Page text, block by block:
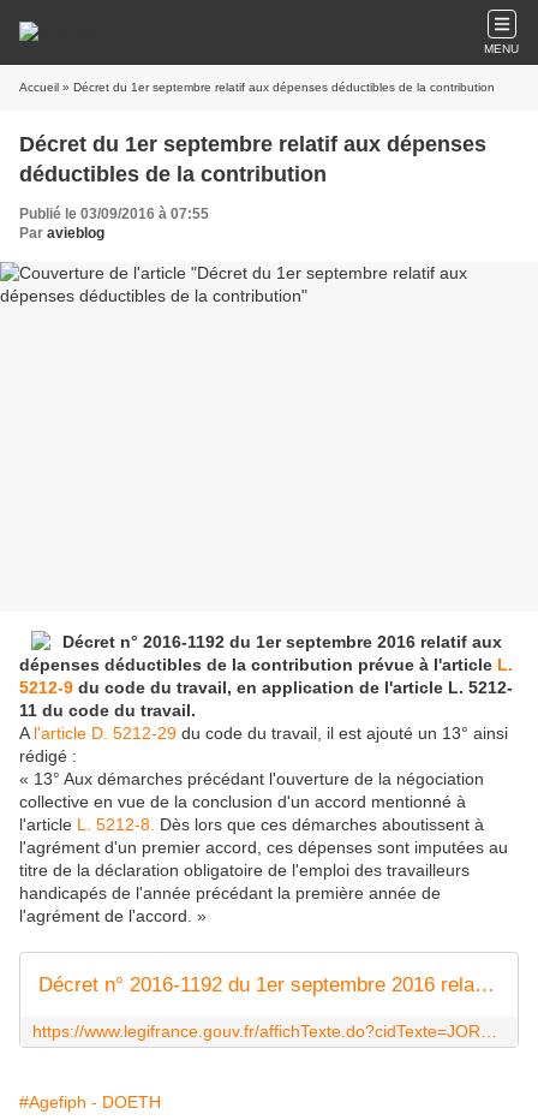
MENU
Accueil » Décret du 1er septembre relatif aux dépenses déductibles de la contribution
Décret du 1er septembre relatif aux dépenses
déductibles de la contribution
Publié le 03/09/2016 à 07:55
Par avieblog
Décret n° 2016-1192 du 1er septembre 2016 relatif aux
dépenses déductibles de la contribution prévue à l'article L.
5212-9 du code du travail, en application de l'article L. 5212-
11 du code du travail.
A l'article D. 5212-29 du code du travail, il est ajouté un 13° ainsi
rédigé :
« 13° Aux démarches précédant l'ouverture de la négociation
collective en vue de la conclusion d'un accord mentionné à
l'article L. 5212-8. Dès lors que ces démarches aboutissent à
l'agrément d'un premier accord, ces dépenses sont imputées au
titre de la déclaration obligatoire de l'emploi des travailleurs
handicapés de l'année précédant la première année de
l'agrément de l'accord. »
Décret n° 2016-1192 du 1er septembre 2016 relatif aux dépenses déductibles de la contribution prévue à l'article L. 5212-9 du code du travail, en application de l'article L. 5212-11 du code du travail | Legifrance
#Agefiph - DOETH